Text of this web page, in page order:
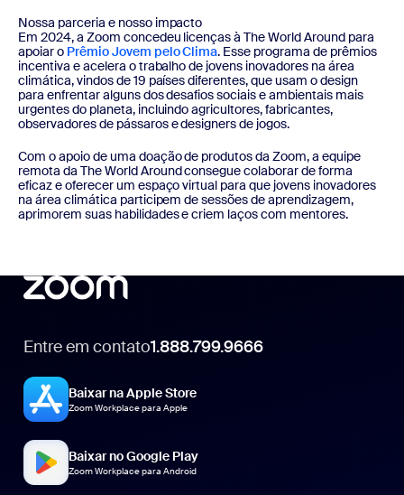
Nossa parceria e nosso impacto
Em 2024, a Zoom concedeu licenças à The World Around para
apoiar o Prêmio Jovem pelo Clima. Esse programa de prêmios
incentiva e acelera o trabalho de jovens inovadores na área
climática, vindos de 19 países diferentes, que usam o design
para enfrentar alguns dos desafios sociais e ambientais mais
urgentes do planeta, incluindo agricultores, fabricantes,
observadores de pássaros e designers de jogos.
Com o apoio de uma doação de produtos da Zoom, a equipe
remota da The World Around consegue colaborar de forma
eficaz e oferecer um espaço virtual para que jovens inovadores
na área climática participem de sessões de aprendizagem,
aprimorem suas habilidades e criem laços com mentores.
Entre em contato1.888.799.9666
Baixar na Apple Store
Zoom Workplace para Apple
Baixar no Google Play
Zoom Workplace para Android